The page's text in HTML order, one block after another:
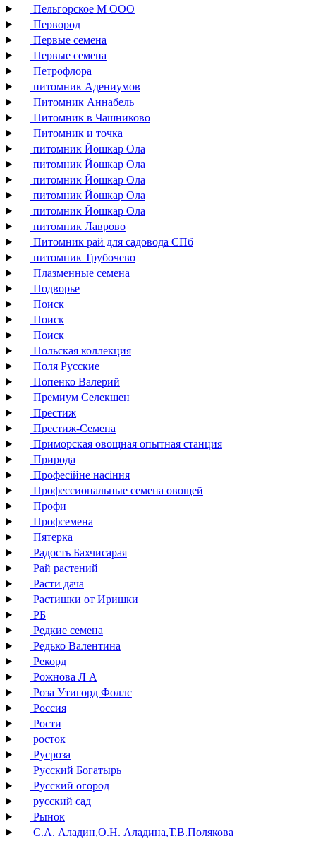
Пельгорское М ООО
Первород
Первые семена
Первые семена
Петрофлора
питомник Адениумов
Питомник Аннабель
Питомник в Чашниково
Питомник и точка
питомник Йошкар Ола
питомник Йошкар Ола
питомник Йошкар Ола
питомник Йошкар Ола
питомник Йошкар Ола
питомник Лаврово
Питомник рай для садовода СПб
питомник Трубочево
Плазменные семена
Подворье
Поиск
Поиск
Поиск
Польская коллекция
Поля Русские
Попенко Валерий
Премиум Селекшен
Престиж
Престиж-Семена
Приморская овощная опытная станция
Природа
Професійне насіння
Профессиональные семена овощей
Профи
Профсемена
Пятерка
Радость Бахчисарая
Рай растений
Расти дача
Растишки от Иришки
РБ
Редкие семена
Редько Валентина
Рекорд
Рожнова Л А
Роза Утигорд Фоллс
Россия
Рости
росток
Русроза
Русский Богатырь
Русский огород
русский сад
Рынок
С.А. Аладин,О.Н. Аладина,Т.В.Полякова